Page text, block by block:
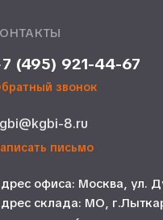
(495) 921-44-67
звонок
8.ru
письмо
офиса: Москва, ул.
склада: МО,